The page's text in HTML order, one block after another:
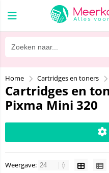
Home Cartridges en toners
Cartridges en
Pixma Mini 320
Weergave: